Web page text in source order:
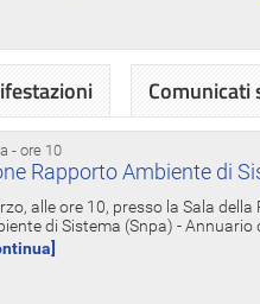
- ore 10
Rapporto Ambiente di
alle ore 10, presso la Sala
di Sistema (Snpa) -
Comunicati